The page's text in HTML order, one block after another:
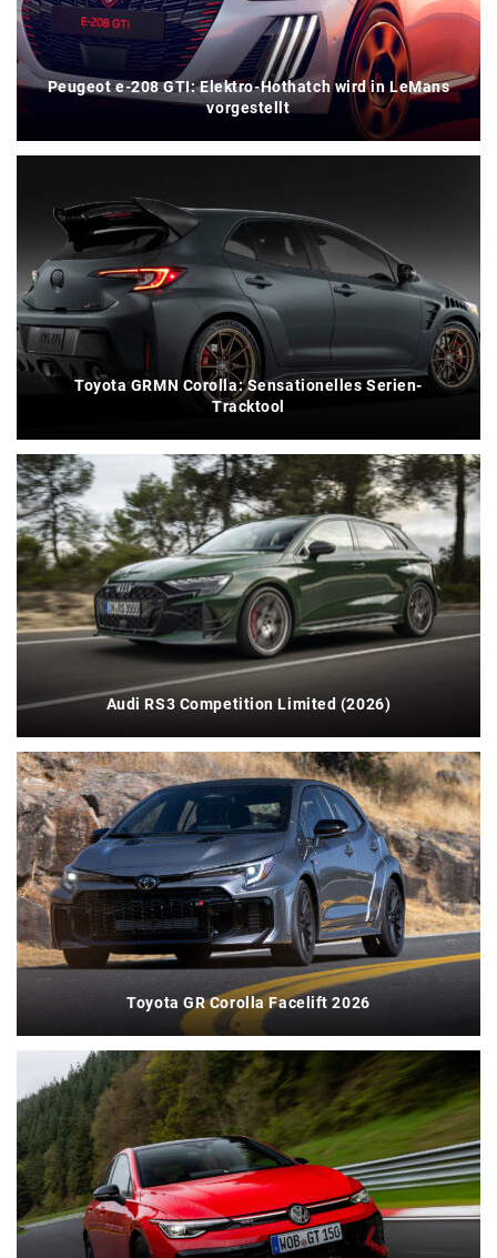
Peugeot e-208 GTI: Elektro-Hothatch wird in LeMans
vorgestellt
Toyota GRMN Corolla: Sensationelles Serien-
Tracktool
Audi RS3 Competition Limited (2026)
Toyota GR Corolla Facelift 2026